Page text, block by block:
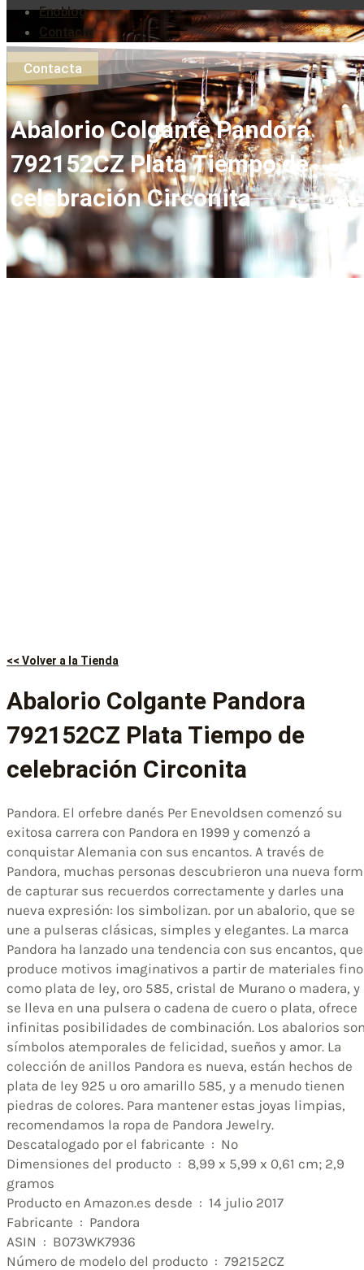
Enoblog
Contacta
Contacta
Abalorio Colgante Pandora
792152CZ Plata Tiempo de
celebración Circonita
<< Volver a la Tienda
Abalorio Colgante Pandora
792152CZ Plata Tiempo de
celebración Circonita
Pandora. El orfebre danés Per Enevoldsen comenzó su
exitosa carrera con Pandora en 1999 y comenzó a
conquistar Alemania con sus encantos. A través de
Pandora, muchas personas descubrieron una nueva
de capturar sus recuerdos correctamente y darles una
nueva expresión: los simbolizan. por un abalorio, que se
une a pulseras clásicas, simples y elegantes. La marca
Pandora ha lanzado una tendencia con sus encantos, que
produce motivos imaginativos a partir de materiales
como plata de ley, oro 585, cristal de Murano o madera, y
se lleva en una pulsera o cadena de cuero o plata, ofrece
infinitas posibilidades de combinación. Los abalorios
símbolos atemporales de felicidad, sueños y amor. La
colección de anillos Pandora es nueva, están hechos de
plata de ley 925 u oro amarillo 585, y a menudo tienen
piedras de colores. Para mantener estas joyas limpias,
recomendamos la ropa de Pandora Jewelry.
Descatalogado por el fabricante ‏ : ‎ No
Dimensiones del producto ‏ : ‎ 8,99 x 5,99 x 0,61 cm; 2,9
gramos
Producto en Amazon.es desde ‏ : ‎ 14 julio 2017
Fabricante ‏ : ‎ Pandora
ASIN ‏ : ‎ B073WK7936
Número de modelo del producto ‏ : ‎ 792152CZ